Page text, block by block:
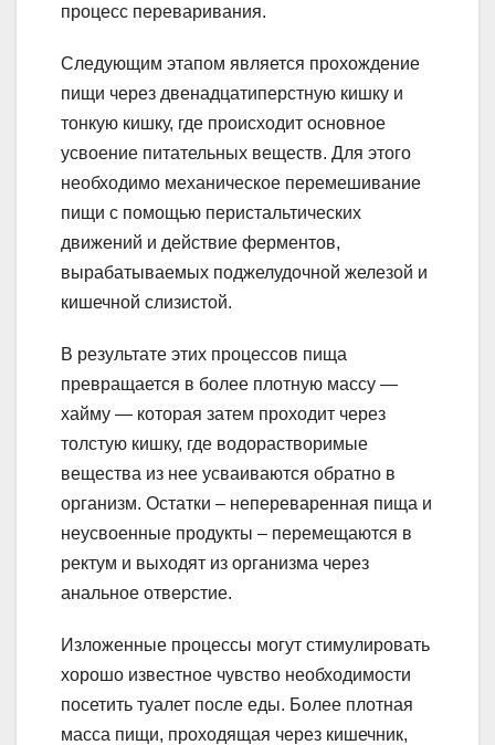
процесс переваривания.
Следующим этапом является прохождение
пищи через двенадцатиперстную кишку и
тонкую кишку, где происходит основное
усвоение питательных веществ. Для этого
необходимо механическое перемешивание
пищи с помощью перистальтических
движений и действие ферментов,
вырабатываемых поджелудочной железой и
кишечной слизистой.
В результате этих процессов пища
превращается в более плотную массу —
хайму — которая затем проходит через
толстую кишку, где водорастворимые
вещества из нее усваиваются обратно в
организм. Остатки – непереваренная пища и
неусвоенные продукты – перемещаются в
ректум и выходят из организма через
анальное отверстие.
Изложенные процессы могут стимулировать
хорошо известное чувство необходимости
посетить туалет после еды. Более плотная
масса пищи, проходящая через кишечник,